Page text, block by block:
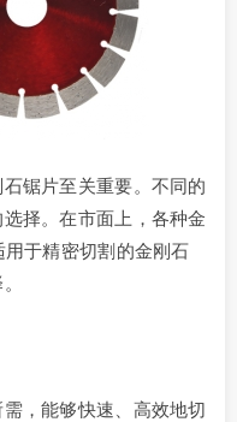
锯片至关重要。不同的
择。在市面上，各种金
于精密切割的金刚石
，能够快速、高效地切